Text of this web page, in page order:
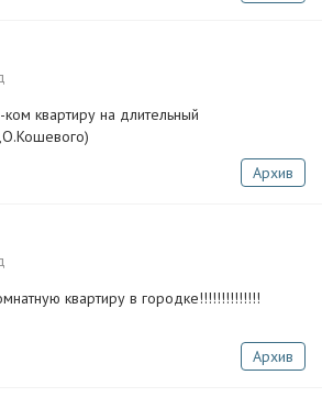
квартиру на длительный
Архив
квартиру в городке!!!!!!!!!!!!!!
Архив